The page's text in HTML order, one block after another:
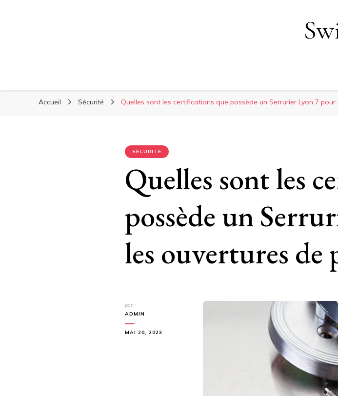
Accueil Sécurité Quelles sont les certifications que possède un Serrurier Lyon 7
SÉCURITÉ
Quelles sont les
possède un
les ouvertures de
par
ADMIN
MAI 20, 2023